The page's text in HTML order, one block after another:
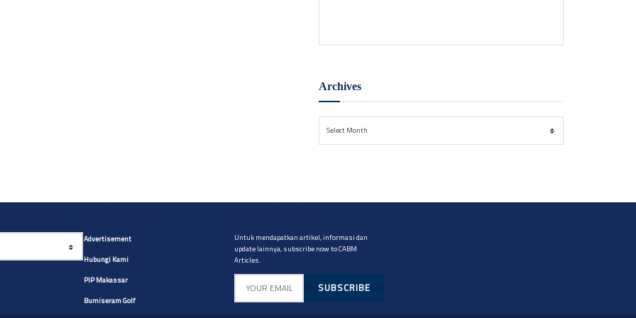
Archives
Archives
Select Month
Advertisement
Hubungi Kami
PIP Makassar
Bumiseram Golf
Untuk mendapatkan artikel, informasi dan
update lainnya, subscribe now to CABM
Articles.